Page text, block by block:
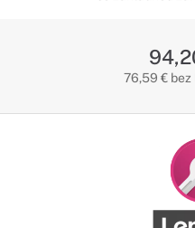
76,59 € bez